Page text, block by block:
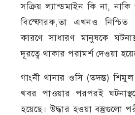
সক্রিয় ল্যান্ডমাইন কি না, নাকি
বিস্ফোরক,তা এখনও নিশ্চিত
কারণে সাধারণ মানুষকে
দূরত্বে থাকার পরামর্শ দেওয়া
গাংনী থানার ওসি (তদন্ত)
খবর পাওয়ার পরপরই
হয়েছে। উদ্ধার হওয়া বস্তুগুলো